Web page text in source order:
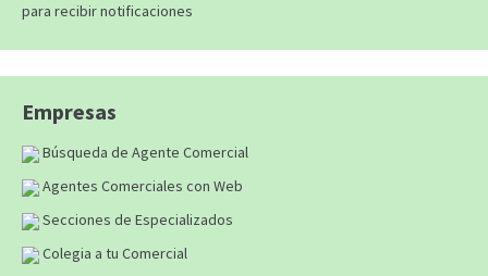
para recibir notificaciones
Empresas
Búsqueda de Agente Comercial
Agentes Comerciales con Web
Secciones de Especializados
Colegia a tu Comercial